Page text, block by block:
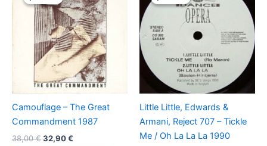
Camouflage – The Great
Commandment 1987
38,00€El
32,90€
Little Little, Edwards &
Armani, Reject 707 – Tickle
Me / Oh La La La 1990